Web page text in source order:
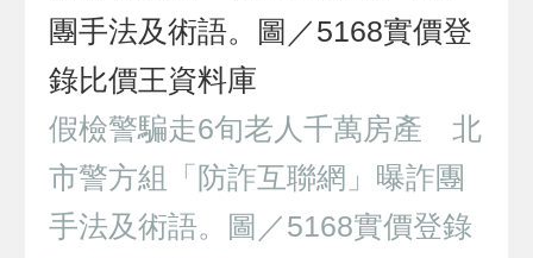
假檢警騙走6旬老人千萬房產 北
市警方組「防詐互聯網」曝詐團
手法及術語。圖／5168實價登錄